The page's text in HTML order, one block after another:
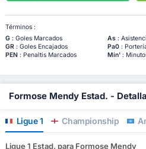
Términos :
G: Goles Marcados As:
GR: Goles Encajados Pa0:
PEN : Penaltis Marcados Min':
Formose Mendy Estad. -
Ligue 1 Championship
Ligue 1 Estad. para Formose Mendy